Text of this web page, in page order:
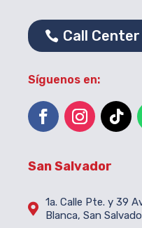
Call Center
Síguenos en:
San Salvador
 1a. Calle Pte. y 39
Blanca, San